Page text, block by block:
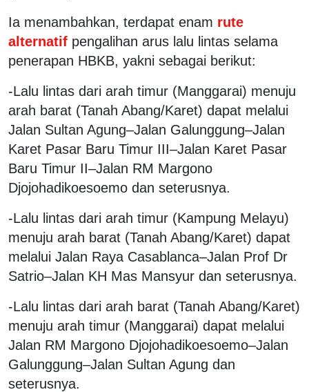
Ia menambahkan, terdapat enam rute
alternatif pengalihan arus lalu lintas selama
penerapan HBKB, yakni sebagai berikut:
-Lalu lintas dari arah timur (Manggarai) menuju
arah barat (Tanah Abang/Karet) dapat melalui
Jalan Sultan Agung–Jalan Galunggung–Jalan
Karet Pasar Baru Timur III–Jalan Karet Pasar
Baru Timur II–Jalan RM Margono
Djojohadikoesoemo dan seterusnya.
-Lalu lintas dari arah timur (Kampung Melayu)
menuju arah barat (Tanah Abang/Karet) dapat
melalui Jalan Raya Casablanca–Jalan Prof Dr
Satrio–Jalan KH Mas Mansyur dan seterusnya.
-Lalu lintas dari arah barat (Tanah Abang/Karet)
menuju arah timur (Manggarai) dapat melalui
Jalan RM Margono Djojohadikoesoemo–Jalan
Galunggung–Jalan Sultan Agung dan
seterusnya.